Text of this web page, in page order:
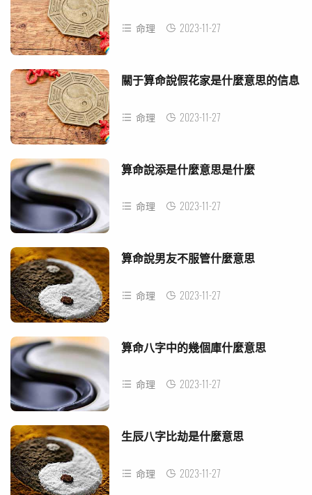
命理 2023-11-27
關于算命說假花家是什麼意思的信息
命理 2023-11-27
算命說添是什麼意思是什麼
命理 2023-11-27
算命說男友不服管什麼意思
命理 2023-11-27
算命八字中的幾個庫什麼意思
命理 2023-11-27
生辰八字比劫是什麼意思
命理 2023-11-27